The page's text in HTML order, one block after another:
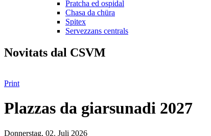
Pratcha ed ospidal
Chasa da chüra
Spitex
Servezzans centrals
Novitats dal CSVM
Print
Plazzas da giarsunadi 2027
Donnerstag, 02. Juli 2026